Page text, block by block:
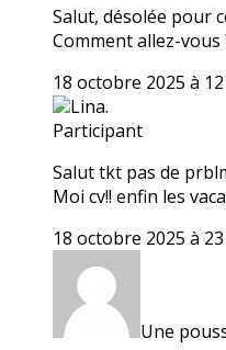
Salut, désolée pour
Comment allez-vous
18 octobre 2025 à
Lina.
Participant
Salut tkt pas de
Moi cv!! enfin les
18 octobre 2025 à
Une